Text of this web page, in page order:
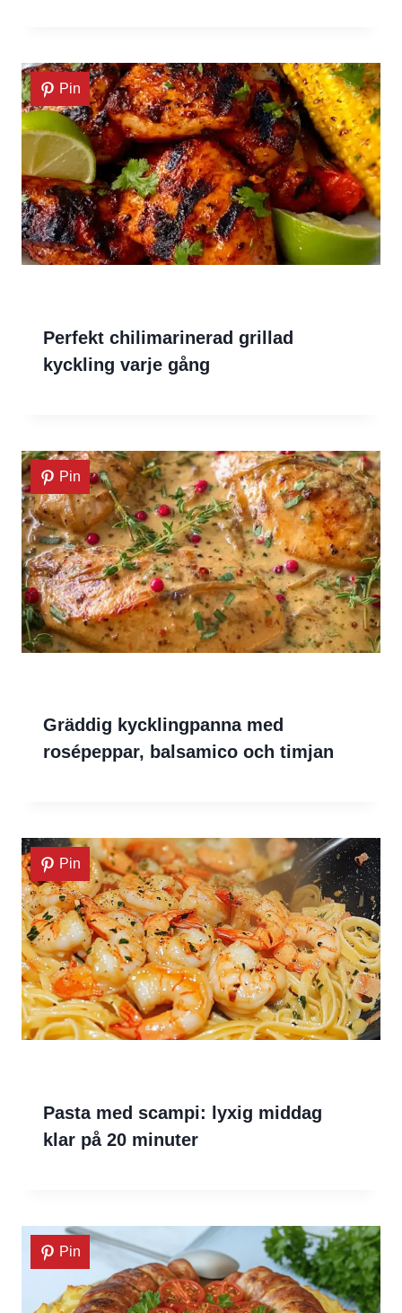
Pin
Perfekt chilimarinerad grillad
kyckling varje gång
Pin
Gräddig kycklingpanna med
rosépeppar, balsamico och timjan
Pin
Pasta med scampi: lyxig middag
klar på 20 minuter
Pin